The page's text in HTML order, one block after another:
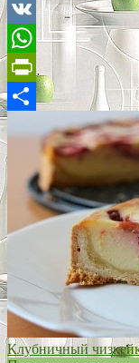
Odnoklassniki
VK
WhatsApp
PrintFriendly
Отправить
Клубничный